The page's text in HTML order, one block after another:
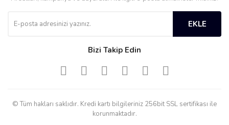
EKLE
Bizi Takip Edin
© Tüm hakları saklıdır. Kredi kartı bilgileriniz 256bit SSL sertifikası ile
korunmaktadır.